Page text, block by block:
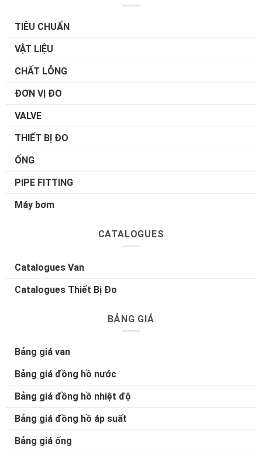
TIÊU CHUẨN
VẬT LIỆU
CHẤT LỎNG
ĐƠN VỊ ĐO
VALVE
THIẾT BỊ ĐO
ỐNG
PIPE FITTING
Máy bơm
CATALOGUES
Catalogues Van
Catalogues Thiết Bị Đo
BẢNG GIÁ
Bảng giá van
Bảng giá đồng hồ nước
Bảng giá đồng hồ nhiệt độ
Bảng giá đồng hồ áp suất
Bảng giá ống